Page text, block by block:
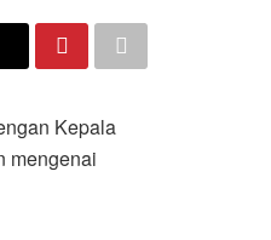
Kepala
mengenai